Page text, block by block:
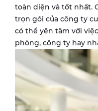
toàn diện và tốt nhất.
trọn gói của công ty
có thể yên tâm với
phòng, công ty hay